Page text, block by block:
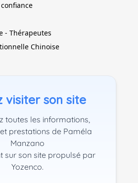
- Thérapeutes
Chinoise
visiter son site
toutes les informations,
prestations de Paméla
Manzano
sur son site propulsé par
Yozenco.